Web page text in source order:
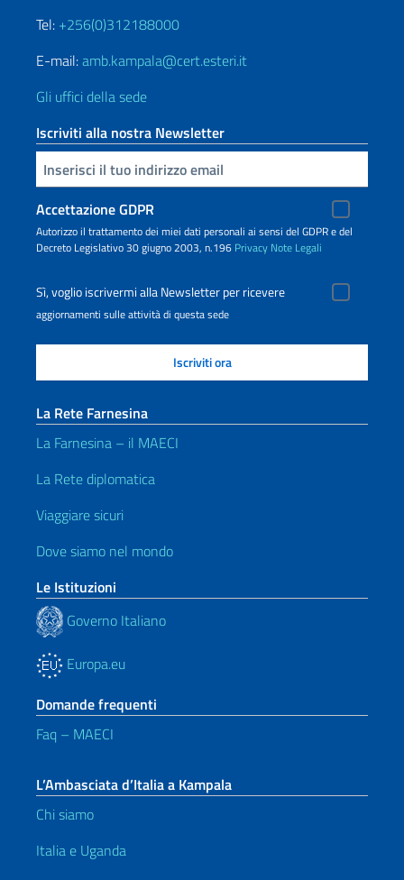
Tel: +256(0)312188000
E-mail:amb.kampala@cert.esteri.it
Gli uffici della sede
Iscriviti alla nostra Newsletter
Inserisci la tua email
Accettazione GDPR
Autorizzo il trattamento dei miei dati personali ai sensi del GDPR e del
Decreto Legislativo 30 giugno 2003, n.196 Privacy Note Legali
Sì, voglio iscrivermi alla Newsletter per ricevere
aggiornamenti sulle attività di questa sede
La Rete Farnesina
La Farnesina – il MAECI
La Rete diplomatica
Viaggiare sicuri
Dove siamo nel mondo
Le Istituzioni
Governo Italiano
Europa.eu
Domande frequenti
Faq – MAECI
L’Ambasciata d’Italia a Kampala
Chi siamo
Italia e Uganda